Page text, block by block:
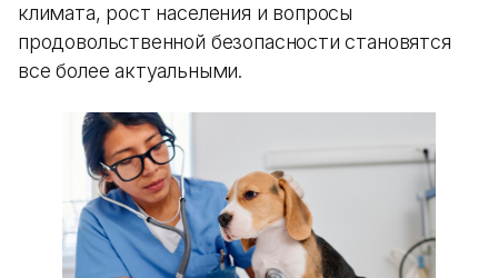
климата, рост населения и вопросы
продовольственной безопасности становятся
все более актуальными.